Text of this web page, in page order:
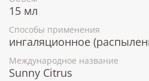
15 мл
Способы применения
ингаляционное
Международное название
Sunny Citrus